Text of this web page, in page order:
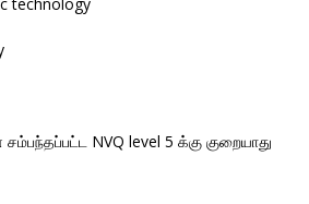
NVQ level 5 க்கு குறையாது